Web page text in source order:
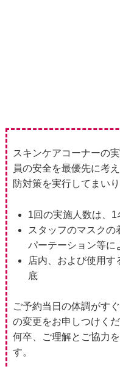
スキンケアコーナーの
員の安全を最優先に考
防対策を実行してまいり
1回の実施人数は、
スタッフのマスクの
パーテーション等に
店内、および使用す
底
ご予約当日の体調がす
の変更をお申しつけくだ
何卒、ご理解とご協力
す。